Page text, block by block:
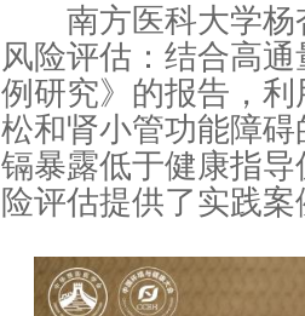
南方医科大学杨
风险评估：结合高
例研究》的报告，
松和肾小管功能障
镉暴露低于健康指
险评估提供了实践案